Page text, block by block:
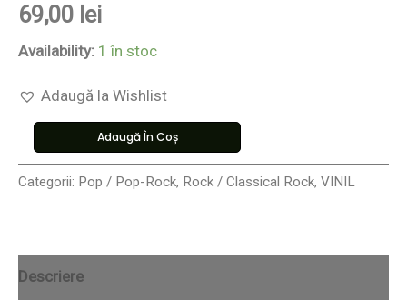
69,00 lei
Availability: 1 în stoc
Adaugă la Wishlist
Adaugă În Coș
Categorii: Pop / Pop-Rock, Rock / Classical Rock, VINIL
Descriere